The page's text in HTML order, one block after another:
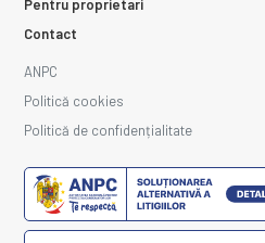
Pentru proprietari
Contact
ANPC
Politică cookies
Politică de confidențialitate